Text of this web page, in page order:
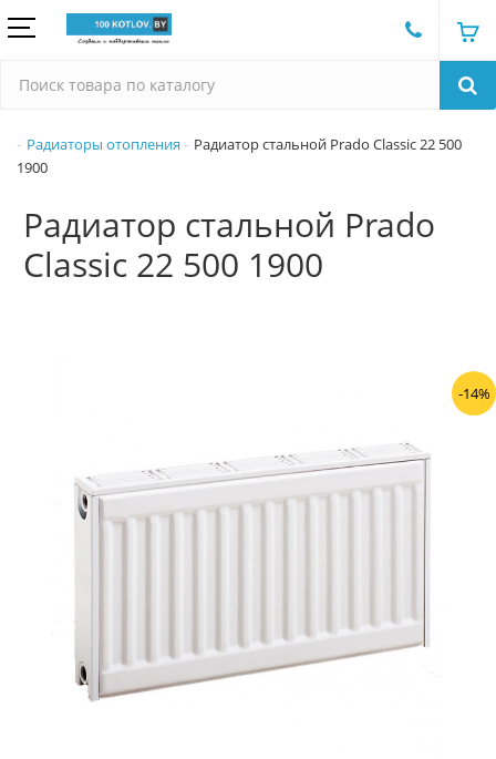
Радиаторы отопления
Радиатор стальной Prado Classic 22 500
1900
Радиатор стальной Prado
Classic 22 500 1900
-14%